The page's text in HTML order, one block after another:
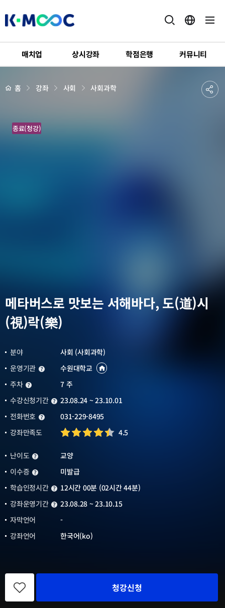
K-
매치업 상시강좌 학점은행 커뮤니티
강
세하
위 홈 강좌 사회 사회과학
공
메
타
종료(청강)
메타버스로 맛보는 서해바다, 도(道)시
(視)락(樂)
분야
사회 (사회과학)
운영기관 운영기관수원대학교
운영기관
바로가기
주차 주차
7 주
수강신청기간 수강신청기간
23.08.24 ~ 23.10.01
전화번호 전화번호031-229-8495
강좌만족도
4.5
난이도 난이도
교양
이수증 이수증
미발급
학습인정시간 학습인정시간
12시간 00분 (02시간 44분)
강좌운영기간 강좌운영기간
23.08.28 ~ 23.10.15
자막언어
-
강좌언어
한국어(ko)
관
좌
등
청강신청